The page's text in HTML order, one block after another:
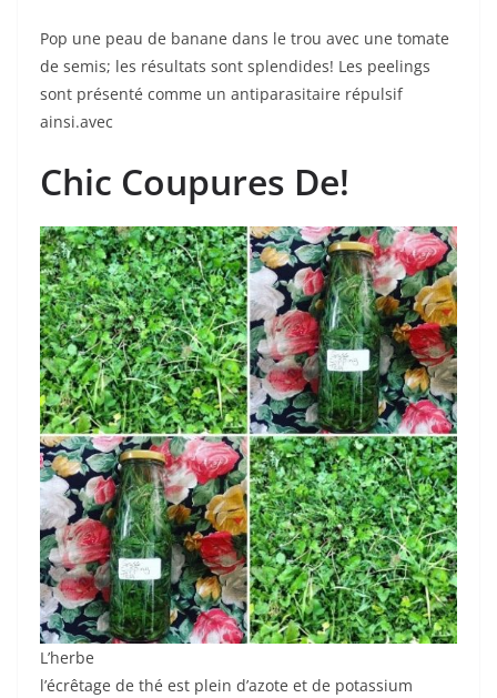
Pop une peau de banane dans le trou avec une tomate
de semis; les résultats sont splendides! Les peelings
sont présenté comme un antiparasitaire répulsif
ainsi.avec
Chic Coupures De!
L’herbe
l’écrêtage de thé est plein d’azote et de potassium